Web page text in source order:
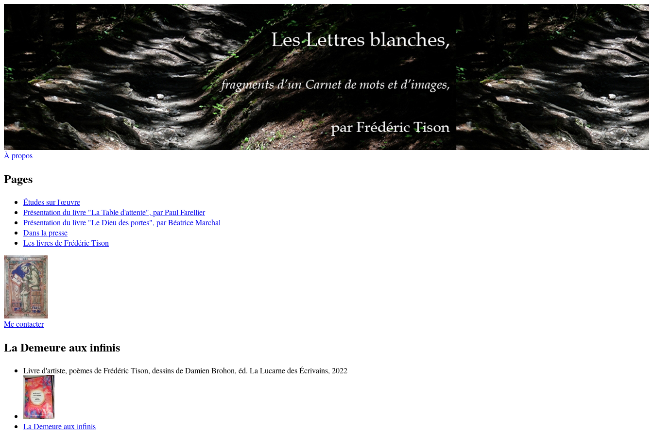
À propos
Pages
Études sur l'œuvre
Présentation du livre "La Table d'attente", par Paul Farellier
Présentation du livre "Le Dieu des portes", par Béatrice Marchal
Dans la presse
Les livres de Frédéric Tison
Me contacter
La Demeure aux infinis
Livre d'artiste, poèmes de Frédéric Tison, dessins de Damien Brohon, éd. La Lucarne des Écrivains, 2022
La Demeure aux infinis